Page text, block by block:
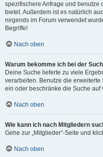
spezifischere Anfrage und benutze
bietet. Außerdem ist es natürlich
nirgends im Forum verwendet
Begriffe!
Nach oben
Warum bekomme ich bei der
Deine Suche lieferte zu viele
verarbeiten. Benutze die
ein oder beschränke die Suche
Nach oben
Wie kann ich nach Mitgliedern
Gehe zur „Mitglieder“-Seite und
Nach oben